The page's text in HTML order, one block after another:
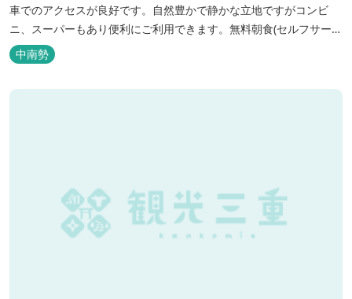
車でのアクセスが良好です。自然豊かで静かな立地ですがコンビ
ニ、スーパーもあり便利にご利用できます。無料朝食(セルフサービ
ス)、大型無料駐車場も完備。
中南勢